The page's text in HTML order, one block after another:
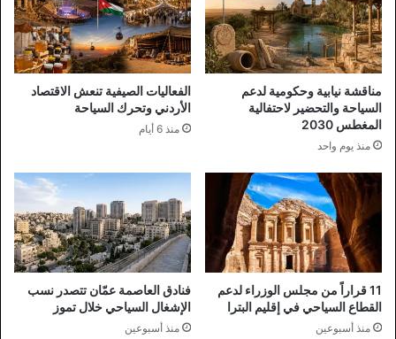
مناقشة نيابية وحكومية لدعم
السياحة والتحضير لاحتفالية
المغطس 2030
منذ يوم واحد
الفعاليات الصيفية تنعش الاقتصاد
الأردني وتحرك السياحة
منذ 6 أيام
11 قراراً من مجلس الوزراء لدعم
القطاع السياحي في إقليم البترا
منذ أسبوعين
فنادق العاصمة عمّان تتصدر نسب
الإشغال السياحي خلال تموز
منذ أسبوعين